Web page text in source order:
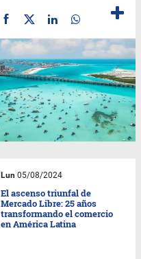
Lun 05/08/2024
El ascenso triunfal de
Mercado Libre: 25 años
transformando el comercio
en América Latina